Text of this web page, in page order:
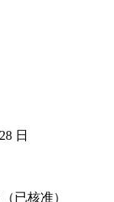
日
已核准）